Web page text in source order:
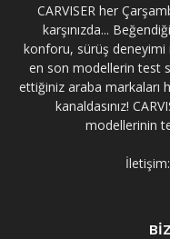
CARVISER her
karşınızda...
konforu, sürüş deneyimi
en son modellerin test
ettiğiniz araba markaları
kanaldasınız!
modellerinin
İletişim: